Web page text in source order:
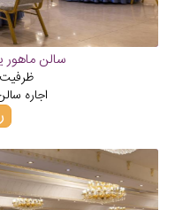
سالن
اجاره